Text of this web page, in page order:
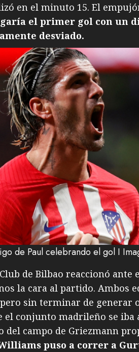
en el minuto 15. El
el primer gol con un
desviado.
de Paul celebrando el gol I
de Bilbao reaccionó
la cara al partido. Ambos
sin terminar de generar
el conjunto madrileño se
del campo de Griezmann
puso a correr a